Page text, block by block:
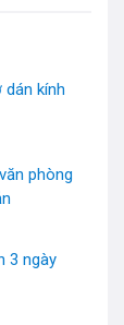
dán kính
phòng
3 ngày